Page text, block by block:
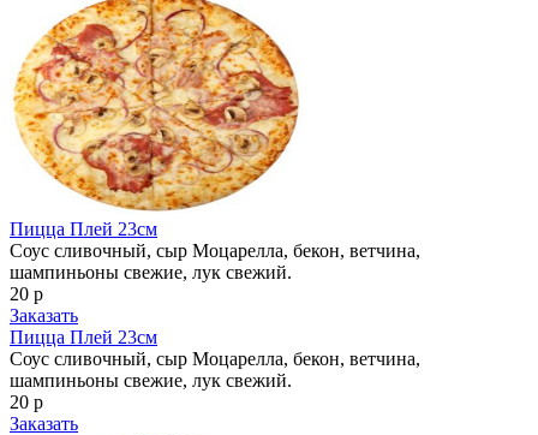
Пицца Плей 23см
Соус сливочный, сыр Моцарелла, бекон, ветчина,
шампиньоны свежие, лук свежий.
20 р
Заказать
Пицца Плей 23см
Соус сливочный, сыр Моцарелла, бекон, ветчина,
шампиньоны свежие, лук свежий.
20 р
Заказать